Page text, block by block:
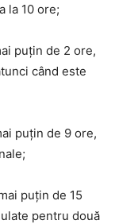
la 10 ore;
puțin de 2 ore,
când este
puțin de 9 ore,
puțin de 15
pentru două